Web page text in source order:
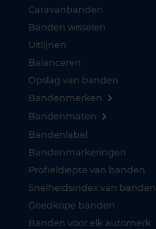
Caravanbanden
Banden wisselen
Uitlijnen
Balanceren
Opslag van banden
Bandenmerken
Bandenmaten
Bandenlabel
Bandenmarkeringen
Profieldiepte van banden
Snelheidsindex van banden
Goedkope banden
Banden voor elk automerk